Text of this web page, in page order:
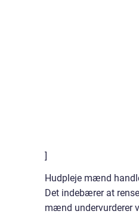
]
Hudpleje mænd
Det indebærer at
mænd undervurderer